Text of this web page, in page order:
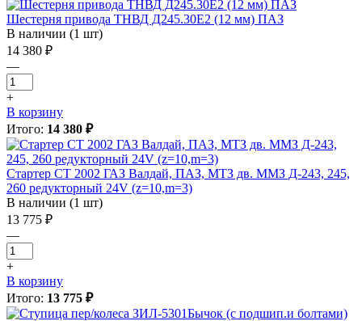
Шестерня привода ТНВД Д245.30Е2 (12 мм) ПАЗ
В наличии (1 шт)
14 380 ₽
—
+
В корзину
Итого: 14 380 ₽
Стартер СТ 2002 ГАЗ Валдай, ПАЗ, МТЗ дв. ММЗ Д-243, 245,
260 редукторный 24V (z=10,m=3)
В наличии (1 шт)
13 775 ₽
—
+
В корзину
Итого: 13 775 ₽